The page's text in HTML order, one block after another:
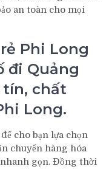
an toàn cho mọi
Phi Long
đi Quảng
tín, chất
Long.
cho bạn lựa chọn
chuyển hàng hóa
gọn. Đồng thời